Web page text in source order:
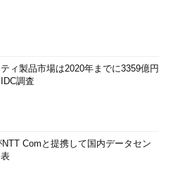
ィ製品市場は2020年までに3359億円
調査
Comと提携して国内データセン